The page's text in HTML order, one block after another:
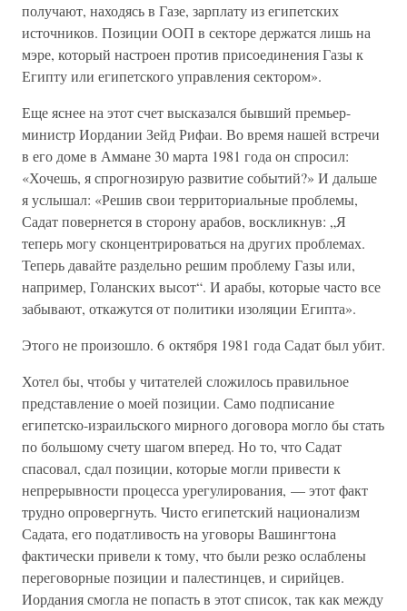
получают, находясь в Газе, зарплату из египетских
источников. Позиции ООП в секторе держатся лишь на
мэре, который настроен против присоединения Газы к
Египту или египетского управления сектором».
Еще яснее на этот счет высказался бывший премьер-
министр Иордании Зейд Рифаи. Во время нашей встречи
в его доме в Аммане 30 марта 1981 года он спросил:
«Хочешь, я спрогнозирую развитие событий?» И дальше
я услышал: «Решив свои территориальные проблемы,
Садат повернется в сторону арабов, воскликнув: „Я
теперь могу сконцентрироваться на других проблемах.
Теперь давайте раздельно решим проблему Газы или,
например, Голанских высот“. И арабы, которые часто все
забывают, откажутся от политики изоляции Египта».
Этого не произошло. 6 октября 1981 года Садат был убит.
Хотел бы, чтобы у читателей сложилось правильное
представление о моей позиции. Само подписание
египетско-израильского мирного договора могло бы стать
по большому счету шагом вперед. Но то, что Садат
спасовал, сдал позиции, которые могли привести к
непрерывности процесса урегулирования, — этот факт
трудно опровергнуть. Чисто египетский национализм
Садата, его податливость на уговоры Вашингтона
фактически привели к тому, что были резко ослаблены
переговорные позиции и палестинцев, и сирийцев.
Иордания смогла не попасть в этот список, так как между